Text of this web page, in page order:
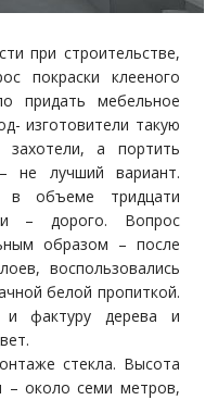
при строительстве,
покраски клееного
придать мебельное
изготовители такую
а портить
не лучший вариант.
в объеме тридцати
– дорого. Вопрос
образом – после
воспользовались
белой пропиткой.
и фактуру дерева и
стекла. Высота
– около семи метров,